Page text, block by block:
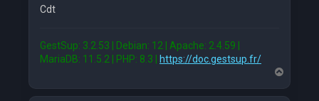
Cdt
GestSup: 3.2.53 | Debian: 12 | Apache: 2.4.59 |
MariaDB: 11.5.2 | PHP: 8.3 |
https://doc.gestsup.fr/
a
u